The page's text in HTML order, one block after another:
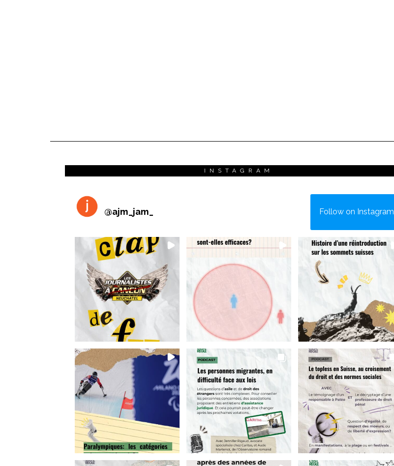
INSTAGRAM
@ajm_jam_ Follow on Instagram